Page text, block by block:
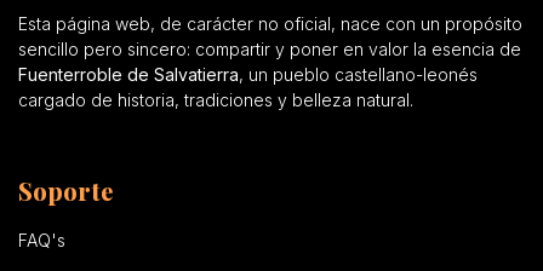
Esta página web, de carácter no oficial, nace con un propósito
sencillo pero sincero: compartir y poner en valor la esencia de
Fuenterroble de Salvatierra, un pueblo castellano-leonés
cargado de historia, tradiciones y belleza natural.
Soporte
FAQ's